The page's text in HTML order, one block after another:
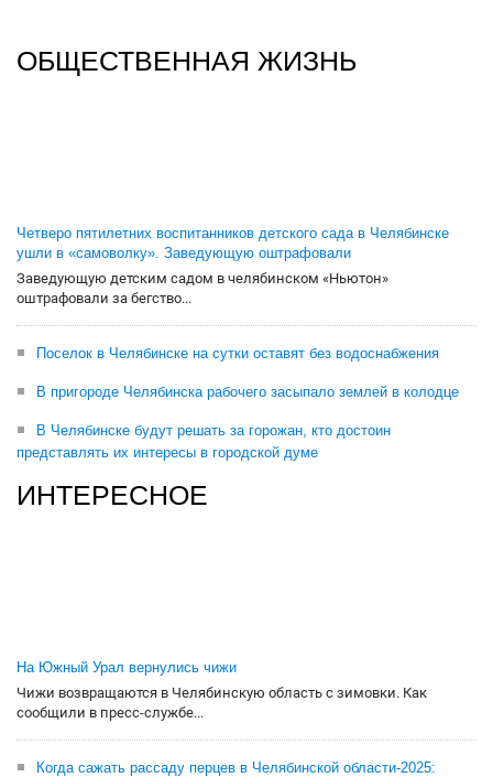
ОБЩЕСТВЕННАЯ ЖИЗНЬ
Четверо пятилетних воспитанников детского сада в Челябинске
ушли в «самоволку». Заведующую оштрафовали
Заведующую детским садом в челябинском «Ньютон»
оштрафовали за бегство...
Поселок в Челябинске на сутки оставят без водоснабжения
В пригороде Челябинска рабочего засыпало землей в колодце
В Челябинске будут решать за горожан, кто достоин
представлять их интересы в городской думе
ИНТЕРЕСНОЕ
На Южный Урал вернулись чижи
Чижи возвращаются в Челябинскую область с зимовки. Как
сообщили в пресс-службе...
Когда сажать рассаду перцев в Челябинской области-2025: